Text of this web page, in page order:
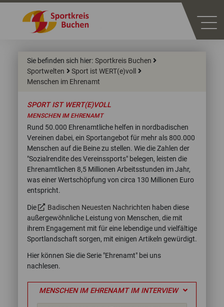
Sie befinden sich hier: Sportkreis Buchen
Sportwelten
Sport ist WERT(e)voll
Menschen im Ehrenamt
SPORT IST WERT(E)VOLL
MENSCHEN IM EHRENAMT
Rund 50.000 Ehrenamtliche helfen in nordbadischen
Vereinen dabei, ein Sportangebot für mehr als 800.000
Menschen auf die Beine zu stellen. Wie die Zahlen der
"Sozialrendite des Vereinssports" belegen, leisten die
Ehrenamtlichen 8,5 Millionen Arbeitsstunden im Jahr,
was einer Wertschöpfung von circa 130 Millionen Euro
entspricht.
Die
Badischen Neuesten Nachrichten haben diese
außergewöhnliche Leistung von Menschen, die mit
ihrem Engagement mit für eine lebendige und vielfältige
Sportlandschaft sorgen, mit einigen Artikeln gewürdigt.
Hier können Sie die Serie "Ehrenamt" bei uns
nachlesen.
MENSCHEN IM EHRENAMT IM INTERVIEW